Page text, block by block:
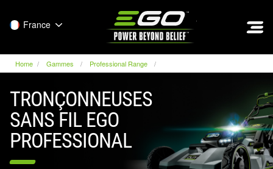
France
Home Gammes Professional Range
TRONÇONNEUSES
SANS FIL EGO
PROFESSIONAL